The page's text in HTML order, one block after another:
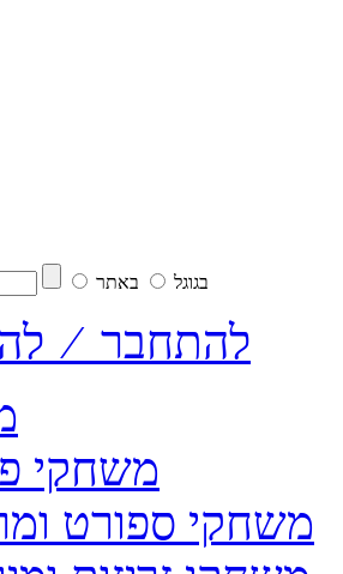
בגוגל באתר
להתחבר ⁄
משחקי
משחקי ספורט